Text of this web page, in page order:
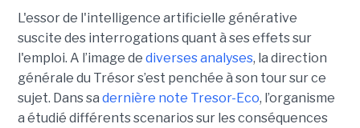
L'essor de l'intelligence artificielle générative
suscite des interrogations quant à ses effets sur
l'emploi. A l’image de diverses analyses, la direction
générale du Trésor s’est penchée à son tour sur ce
sujet. Dans sa dernière note Tresor-Eco, l’organisme
a étudié différents scenarios sur les conséquences